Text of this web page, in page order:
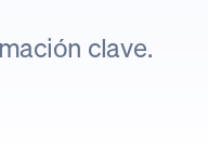
clave.